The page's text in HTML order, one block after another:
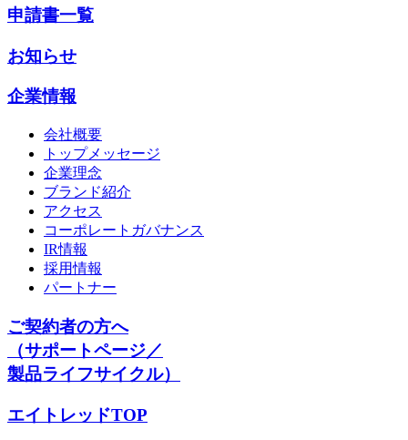
申請書一覧
お知らせ
企業情報
会社概要
トップメッセージ
企業理念
ブランド紹介
アクセス
コーポレートガバナンス
IR情報
採用情報
パートナー
ご契約者の方へ
（サポートページ／
製品ライフサイクル）
エイトレッドTOP